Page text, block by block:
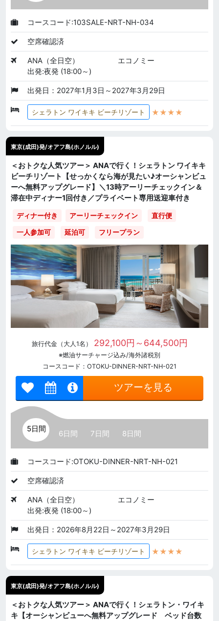
コースコード:103SALE-NRT-NH-034
空席確認済
ANA（全日空）
エコノミー
出発:夜発 (18:00～)
出発日：2027年1月3日～2027年3月29日
シェラトン ワイキキ ビーチリゾート ★★★★
東京(成田)発/オアフ島(ホノルル)
＜おトクな人気ツアー＞ ANAで行く！シェラトン ワイキキ
ビーチリゾート【せっかくなら海が見たい♪オーシャンビュ
ーへ無料アップグレード】＼13時アーリーチェックイン＆
滞在中ディナー1回付き／プライベート専用送迎車付き
ディナー付き アーリーチェックイン 直行便
一人参加可 延泊可 フリープラン
旅行代金（大人1名） 292,100円～644,500円
※燃油サーチャージ込み/海外諸税別
コースコード：OTOKU-DINNER-NRT-NH-021
ツアーを見る
5日間
6日間 7日間 8日間
コースコード:OTOKU-DINNER-NRT-NH-021
空席確認済
ANA（全日空）
エコノミー
出発:夜発 (18:00～)
出発日：2026年8月22日～2027年3月29日
シェラトン ワイキキ ビーチリゾート ★★★★
東京(成田)発/オアフ島(ホノルル)
＜おトクな人気ツアー＞ ANAで行く！シェラトン・ワイキ
キ【オーシャンビューへ無料アップグレード ベッド台数